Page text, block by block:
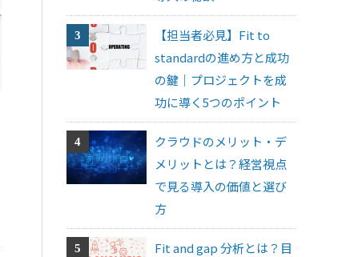
【担当者必見】Fit to
standardの進め方と成功
の鍵｜プロジェクトを成
功に導く5つのポイント
クラウドのメリット・デ
メリットとは？経営視点
で見る導入の価値と選び
方
Fit and gap 分析とは？目